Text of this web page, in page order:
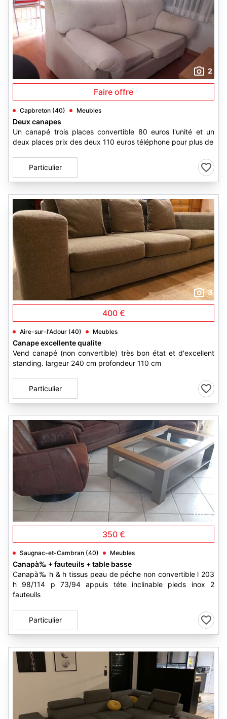
2
Faire offre
Capbreton (40) Meubles
Deux canapes
Un canapé trois places convertible 80 euros l'unité et un
deux places prix des deux 110 euros téléphone pour plus de
Particulier
3
400 €
Aire-sur-l'Adour (40) Meubles
Canape excellente qualite
Vend canapé (non convertible) très bon état et d'excellent
standing. largeur 240 cm profondeur 110 cm
Particulier
2
350 €
Saugnac-et-Cambran (40) Meubles
Canapà‰ + fauteuils + table basse
Canapà‰ h & h tissus peau de péche non convertible l 203
h 98/114 p 73/94 appuis téte inclinable pieds inox 2
fauteuils
Particulier